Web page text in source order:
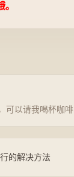
可以请我喝杯咖啡
的解决方法